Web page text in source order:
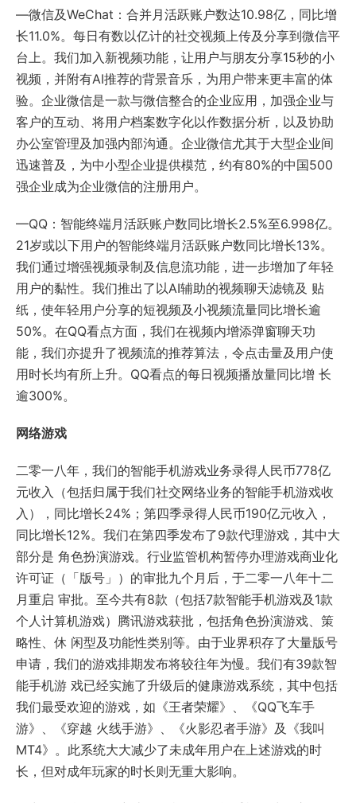
—微信及WeChat：合并月活跃账户数达10.98亿，同比增
长11.0%。每日有数以亿计的社交视频上传及分享到微信平
台上。我们加入新视频功能，让用户与朋友分享15秒的小
视频，并附有AI推荐的背景音乐，为用户带来更丰富的体
验。企业微信是一款与微信整合的企业应用，加强企业与
客户的互动、将用户档案数字化以作数据分析，以及协助
办公室管理及加强内部沟通。企业微信尤其于大型企业间
迅速普及，为中小型企业提供模范，约有80%的中国500
强企业成为企业微信的注册用户。
—QQ：智能终端月活跃账户数同比增长2.5%至6.998亿。
21岁或以下用户的智能终端月活跃账户数同比增长13%。
我们通过增强视频录制及信息流功能，进一步增加了年轻
用户的黏性。我们推出了以AI辅助的视频聊天滤镜及 贴
纸，使年轻用户分享的短视频及小视频流量同比增长逾
50%。在QQ看点方面，我们在视频内增添弹窗聊天功
能，我们亦提升了视频流的推荐算法，令点击量及用户使
用时长均有所上升。QQ看点的每日视频播放量同比增 长
逾300%。
网络游戏
二零一八年，我们的智能手机游戏业务录得人民币778亿
元收入（包括归属于我们社交网络业务的智能手机游戏收
入），同比增长24%；第四季录得人民币190亿元收入，
同比增长12%。我们在第四季发布了9款代理游戏，其中大
部分是 角色扮演游戏。行业监管机构暂停办理游戏商业化
许可证（「版号」）的审批九个月后，于二零一八年十二
月重启 审批。至今共有8款（包括7款智能手机游戏及1款
个人计算机游戏）腾讯游戏获批，包括角色扮演游戏、策
略性、休 闲型及功能性类别等。由于业界积存了大量版号
申请，我们的游戏排期发布将较往年为慢。我们有39款智
能手机游 戏已经实施了升级后的健康游戏系统，其中包括
我们最受欢迎的游戏，如《王者荣耀》、《QQ飞车手
游》、《穿越 火线手游》、《火影忍者手游》及《我叫
MT4》。此系统大大减少了未成年用户在上述游戏的时
长，但对成年玩家的时长则无重大影响。